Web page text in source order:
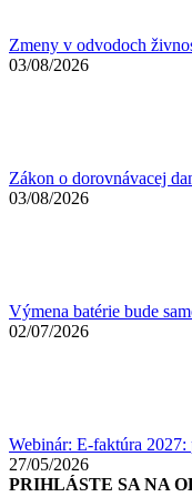
Zmeny v odvodoch
03/08/2026
Zákon o dorovnávacej
03/08/2026
Výmena batérie bude
02/07/2026
Webinár: E-faktúra
27/05/2026
PRIHLÁSTE SA NA